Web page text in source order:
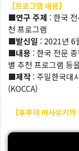
【프로그램 내용】
■연구 주제 : 한국
천 프로그램
■발신일 : 2021년 6
■내용 : 한국 전문
별 추천 프로그램 등
■제작 : 주일한국대
(KOCCA)
【후루야 마사유키